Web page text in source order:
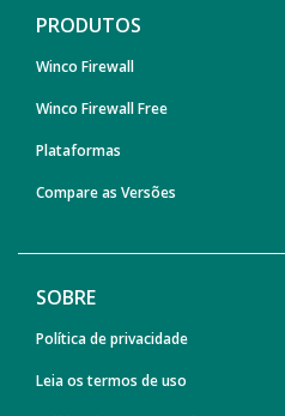
PRODUTOS
Winco Firewall
Winco Firewall Free
Plataformas
Compare as Versões
SOBRE
Política de privacidade
Leia os termos de uso